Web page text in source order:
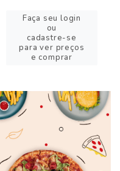
Faça seu login
ou
cadastre-se
para ver preços
e comprar